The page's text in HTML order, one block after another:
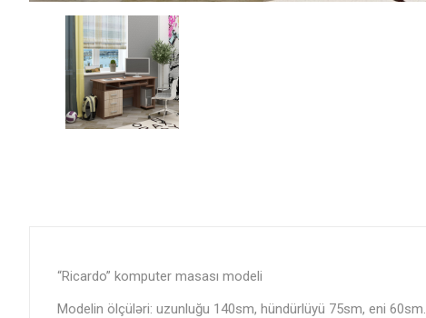
“Ricardo” komputer masası modeli
Modelin ölçüləri: uzunluğu 140sm, hündürlüyü 75sm, eni 60sm.